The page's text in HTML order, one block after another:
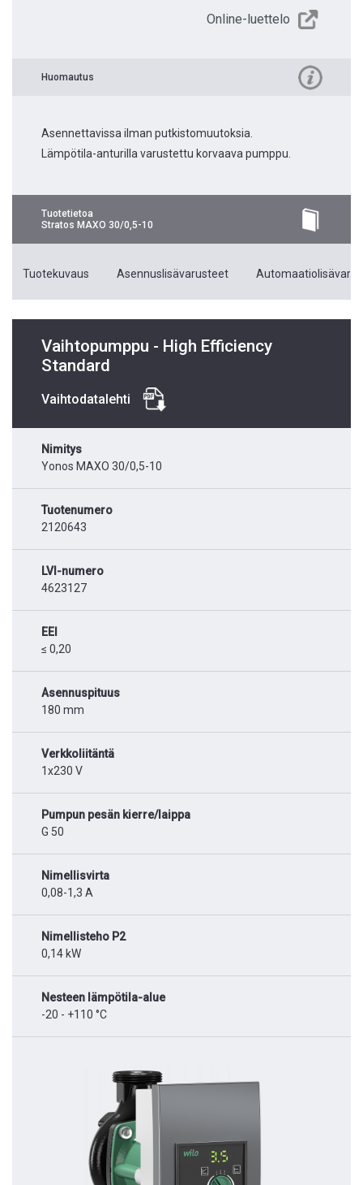
Online-luettelo
Huomautus
Asennettavissa ilman putkistomuutoksia.
Lämpötila-anturilla varustettu korvaava pumppu.
Tuotetietoa
Stratos MAXO 30/0,5-10
Tuotekuvaus Asennuslisävarusteet
Vaihtopumppu - High Efficiency
Standard
Vaihtodatalehti
Nimitys
Yonos MAXO 30/0,5-10
Tuotenumero
2120643
LVI-numero
4623127
EEI
≤ 0,20
Asennuspituus
180 mm
Verkkoliitäntä
1x230 V
Pumpun pesän kierre/laippa
G 50
Nimellisvirta
0,08-1,3 A
Nimellisteho P2
0,14 kW
Nesteen lämpötila-alue
-20 - +110 °C